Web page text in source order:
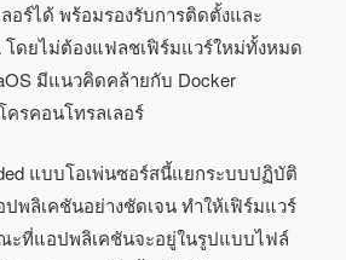
อร์ได้ พร้อมรองรับการติดตั้งและ
โดยไม่ต้องแฟลชเฟิร์มแวร์ใหม่ทั้งหมด
มีแนวคิดคล้ายกับ Docker
ครคอนโทรลเลอร์
แบบโอเพ่นซอร์สนี้แยกระบบปฏิบัติ
พลิเคชันอย่างชัดเจน ทำให้เฟิร์มแวร์
ะที่แอปพลิเคชันจะอยู่ในรูปแบบไฟล์